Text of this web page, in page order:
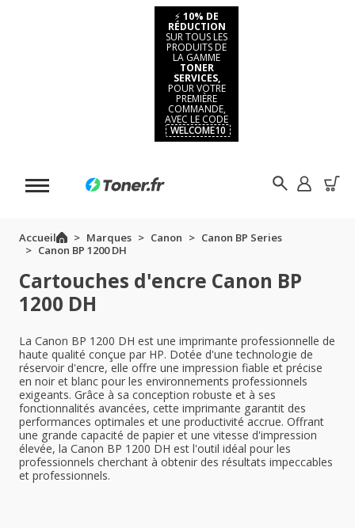
⚡ 10% DE
RÉDUCTION
SUR TOUS LES
PRODUITS DE
LA GAMME
TONER
SERVICES,
POUR VOTRE
PREMIÈRE
COMMANDE,
AVEC LE CODE
WELCOME10
Accueil Marques Canon
Canon BP Series
Canon BP 1200 DH
Cartouches d'encre Canon BP
1200 DH
La Canon BP 1200 DH est une imprimante professionnelle de
haute qualité conçue par HP. Dotée d'une technologie de
réservoir d'encre, elle offre une impression fiable et précise
en noir et blanc pour les environnements professionnels
exigeants. Grâce à sa conception robuste et à ses
fonctionnalités avancées, cette imprimante garantit des
performances optimales et une productivité accrue. Offrant
une grande capacité de papier et une vitesse d'impression
élevée, la Canon BP 1200 DH est l'outil idéal pour les
professionnels cherchant à obtenir des résultats impeccables
et professionnels.